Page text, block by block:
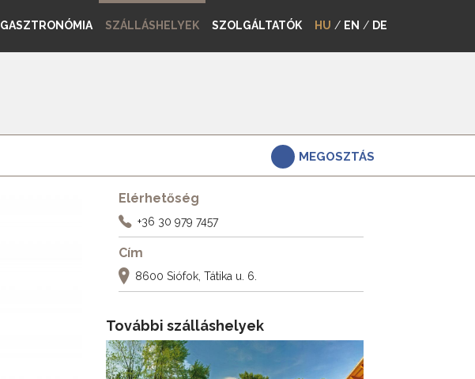
GASZTRONÓMIA SZÁLLÁSHELYEK SZOLGÁLTATÓK HU / EN / DE
MEGOSZTÁS
Elérhetőség
+36 30 979 7457
Cím
8600 Siófok, Tátika u. 6.
További szálláshelyek